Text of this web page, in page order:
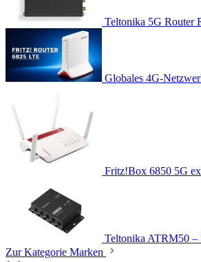
Teltonika 5G Router
Globales 4G-
Fritz!Box 6850 5G
Teltonika ATRM50
Zur Kategorie Marken